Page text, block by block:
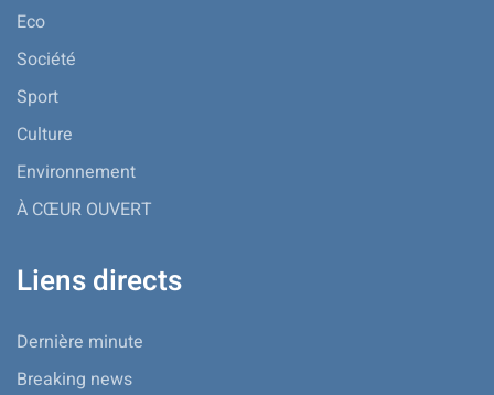
Eco
Société
Sport
Culture
Environnement
À CŒUR OUVERT
Liens directs
Dernière minute
Breaking news